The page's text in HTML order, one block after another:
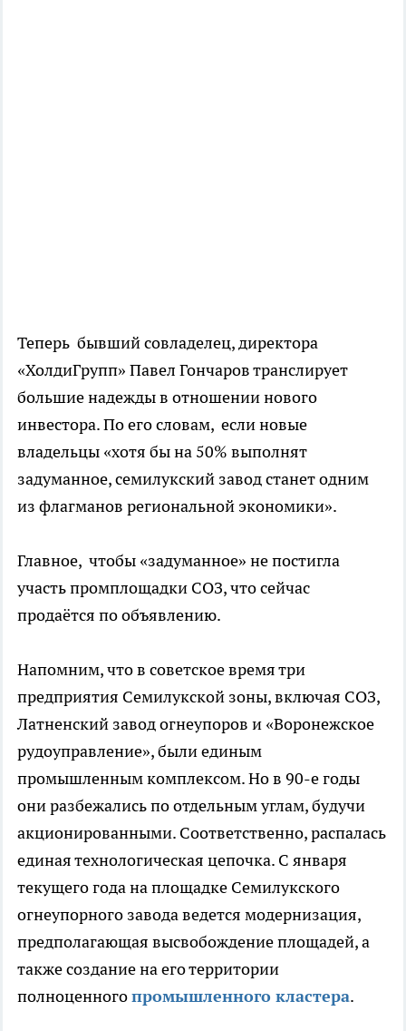
Теперь бывший совладелец, директора
«ХолдиГрупп» Павел Гончаров транслирует
большие надежды в отношении нового
инвестора. По его словам, если новые
владельцы «хотя бы на 50% выполнят
задуманное, семилукский завод станет одним
из флагманов региональной экономики».
Главное, чтобы «задуманное» не постигла
участь промплощадки СОЗ, что сейчас
продаётся по объявлению.
Напомним, что в советское время три
предприятия Семилукской зоны, включая СОЗ,
Латненский завод огнеупоров и «Воронежское
рудоуправление», были единым
промышленным комплексом. Но в 90-е годы
они разбежались по отдельным углам, будучи
акционированными. Соответственно, распалась
единая технологическая цепочка. С января
текущего года на площадке Семилукского
огнеупорного завода ведется модернизация,
предполагающая высвобождение площадей, а
также создание на его территории
полноценногопромышленного кластера.